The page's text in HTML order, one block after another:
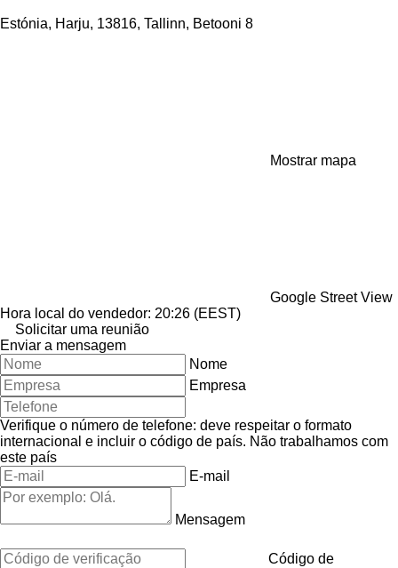
Estónia, Harju, 13816, Tallinn, Betooni 8
Mostrar mapa
Google Street View
Hora local do vendedor: 20:26 (EEST)
Solicitar uma reunião
Enviar a mensagem
Nome
Empresa
Verifique o número de telefone: deve respeitar o formato
internacional e incluir o código de país. Não trabalhamos com
este país
E-mail
Mensagem
Código de